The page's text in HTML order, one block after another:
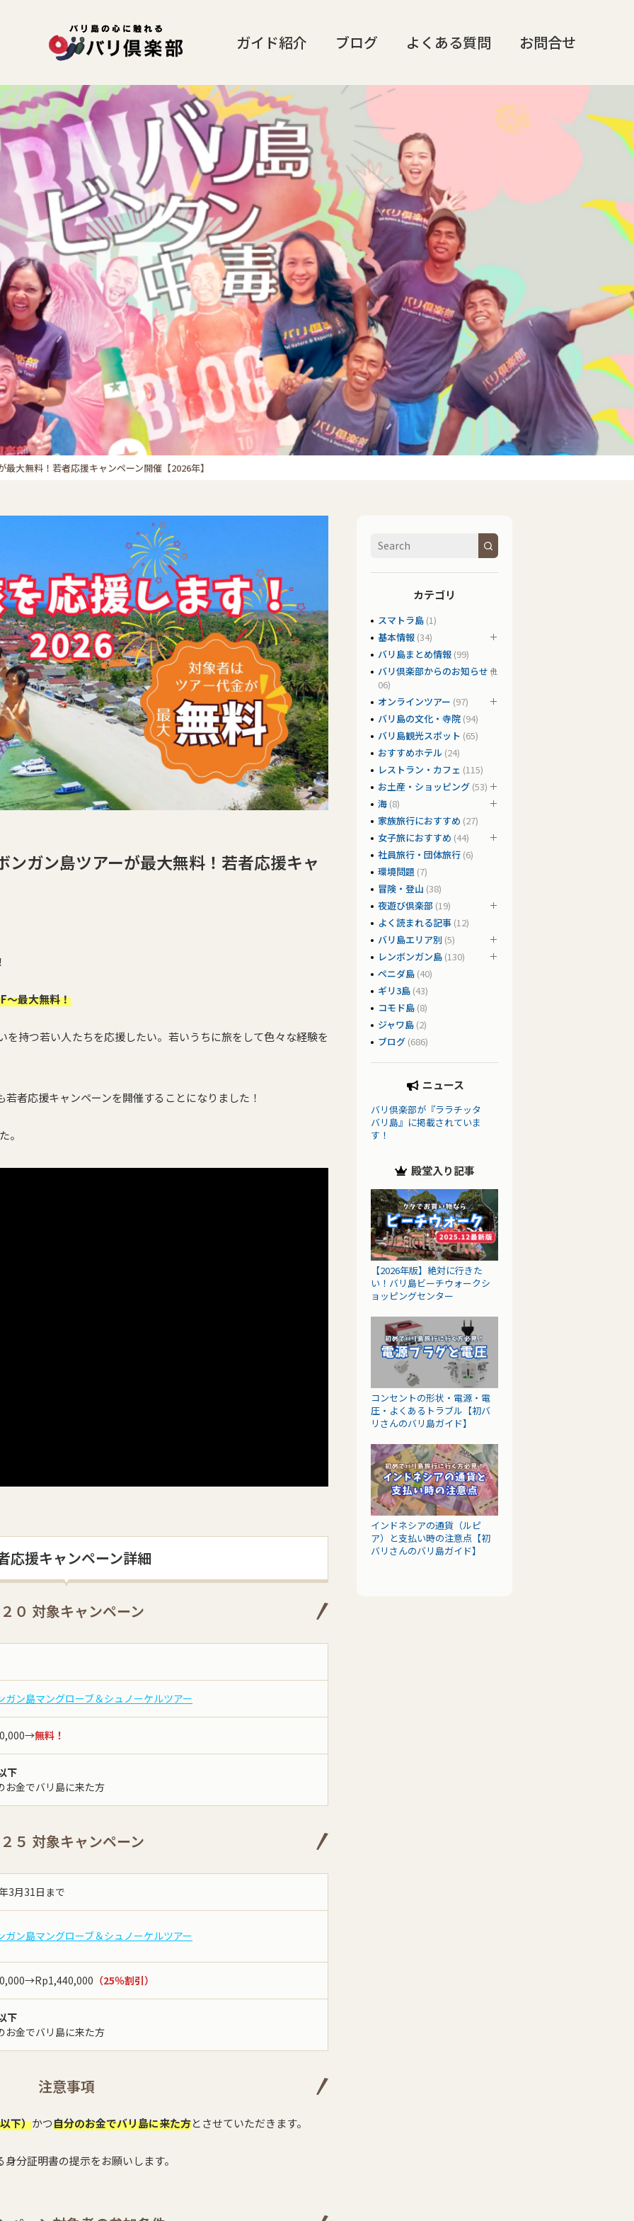
ガイド紹介 ブログ よくある質問 お問合せ
大無料！若者応援キャンペーン開催【2026年】
ンガン島ツアーが最大無料！若者応援キャ
〜最大無料！
持つ若い人たちを応援したい。若いうちに旅をして色々な経験を
者応援キャンペーンを開催することになりました！
。
応援キャンペーン詳細
０ 対象キャンペーン
ガン島マングローブ＆シュノーケルツアー
無料！
下
お金でバリ島に来た方
５ 対象キャンペーン
3月31日まで
ガン島マングローブ＆シュノーケルツアー
（25％割引）
下
お金でバリ島に来た方
注意事項
下）かつ自分のお金でバリ島に来た方とさせていただきます。
分証明書の提示をお願いします。
カテゴリ
スマトラ島 (1)
基本情報 (34)
バリ島まとめ情報 (99)
バリ倶楽部からのお知らせ (1
06)
オンラインツアー (97)
バリ島の文化・寺院 (94)
バリ島観光スポット (65)
おすすめホテル (24)
レストラン・カフェ (115)
お土産・ショッピング (53)
海 (8)
家族旅行におすすめ (27)
女子旅におすすめ (44)
社員旅行・団体旅行 (6)
環境問題 (7)
冒険・登山 (38)
夜遊び倶楽部 (19)
よく読まれる記事 (12)
バリ島エリア別 (5)
レンボンガン島 (130)
ペニダ島 (40)
ギリ3島 (43)
コモド島 (8)
ジャワ島 (2)
ブログ (686)
ニュース
バリ倶楽部が『ララチッタ
バリ島』に掲載されていま
す！
殿堂入り記事
【2026年版】絶対に行きた
い！バリ島ビーチウォークシ
ョッピングセンター
コンセントの形状・電源・電
圧・よくあるトラブル【初バ
リさんのバリ島ガイド】
インドネシアの通貨（ルピ
ア）と支払い時の注意点【初
バリさんのバリ島ガイド】